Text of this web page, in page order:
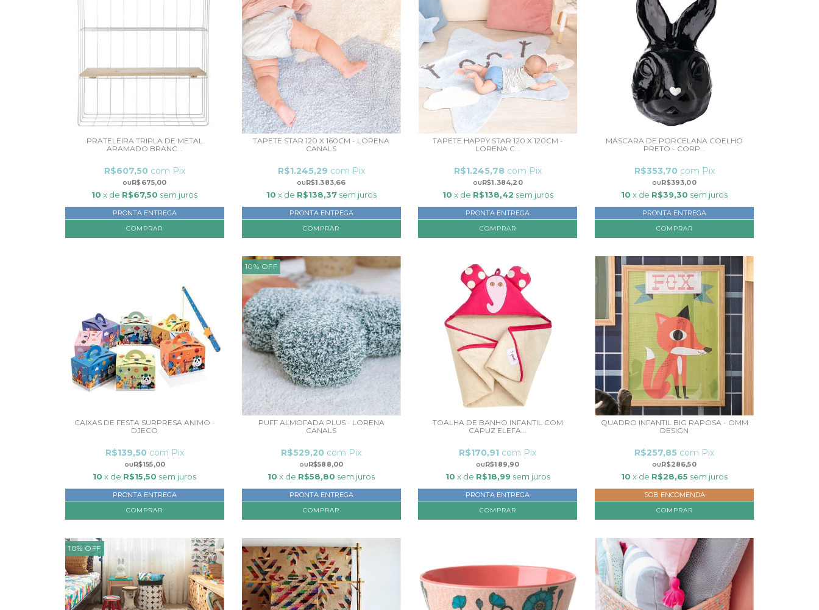
PRATELEIRA TRIPLA DE METAL
ARAMADO BRANC...
R$675,00
R$607,50 com Pix
10 x de R$67,50 sem juros
PRONTA ENTREGA
TAPETE STAR 120 X 160CM - LORENA
CANALS
R$1.383,66
R$1.245,29 com Pix
10 x de R$138,37 sem juros
PRONTA ENTREGA
TAPETE HAPPY STAR 120 X 120CM -
LORENA C...
R$1.384,20
R$1.245,78 com Pix
10 x de R$138,42 sem juros
PRONTA ENTREGA
MÁSCARA DE PORCELANA COELHO
PRETO - CORP...
R$393,00
R$353,70 com Pix
10 x de R$39,30 sem juros
PRONTA ENTREGA
CAIXAS DE FESTA SURPRESA ANIMO -
DJECO
R$155,00
R$139,50 com Pix
10 x de R$15,50 sem juros
PRONTA ENTREGA
10% OFF
PUFF ALMOFADA PLUS - LORENA
CANALS
R$588,00
R$529,20 com Pix
10 x de R$58,80 sem juros
PRONTA ENTREGA
TOALHA DE BANHO INFANTIL COM
CAPUZ ELEFA...
R$189,90
R$170,91 com Pix
10 x de R$18,99 sem juros
PRONTA ENTREGA
QUADRO INFANTIL BIG RAPOSA - OMM
DESIGN
R$286,50
R$257,85 com Pix
10 x de R$28,65 sem juros
SOB ENCOMENDA
COMPRAR
10% OFF